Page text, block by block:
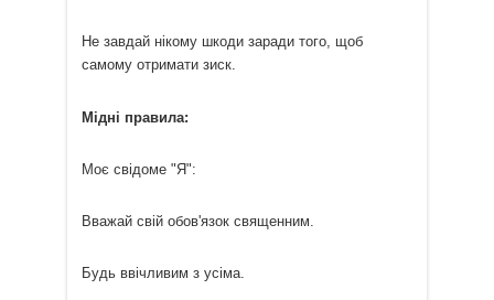
Не завдай нікому шкоди заради того, щоб
самому отримати зиск.
Мідні правила:
Моє свідоме "Я":
Вважай свій обов'язок священним.
Будь ввічливим з усіма.